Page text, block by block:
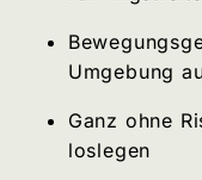
Umgebung
Ganz ohne
loslegen